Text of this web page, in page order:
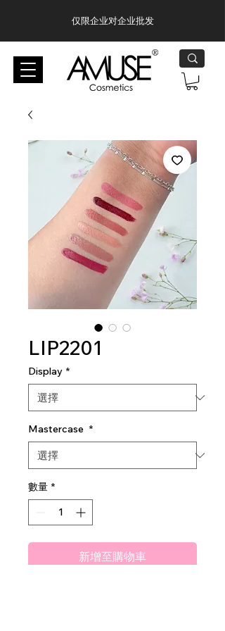
仅限企业对企业批发
LIP2201
Display *
Mastercase *
數量 *
新增至購物車